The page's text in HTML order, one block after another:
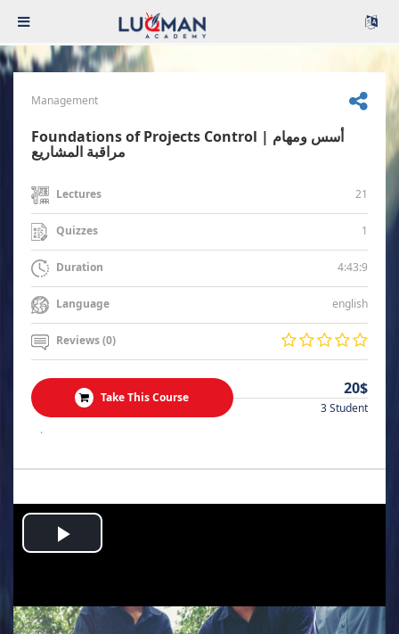
Management
Foundations of Projects Control | أسس ومهام
مراقبة المشاريع
Lectures 21
Quizzes 1
Duration 4:43:9
Language english
Reviews (0)
Take This Course 20$
3 Student
.
Play